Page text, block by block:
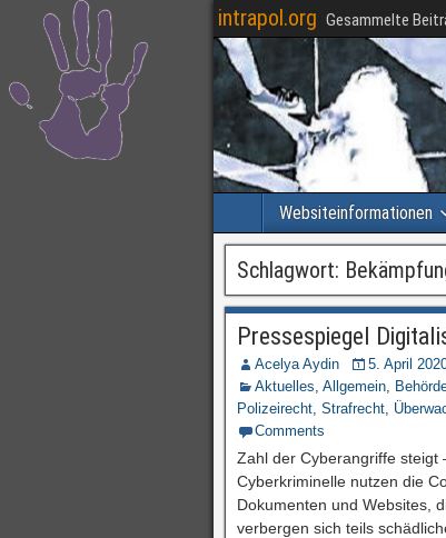
intrapol.org Gesammelte
Websiteinformationen
Schlagwort:
Pressespiegel
Acelya Aydin
5. April
Aktuelles, Allgemein,
Polizeirecht, Strafrecht,
Comments
Zahl der Cyberangriffe steigt
Cyberkriminelle nutzen die
Dokumenten und Websites,
verbergen sich teils